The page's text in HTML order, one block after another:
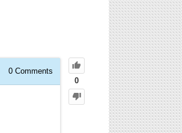
0
0 Comments